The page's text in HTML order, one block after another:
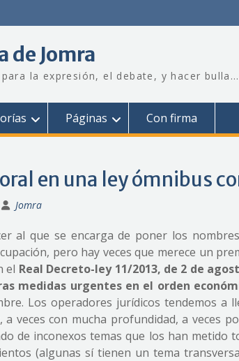
de Jomra
la expresión, el debate, y hacer
Páginas Con firma
en una ley ómnibus
Jomra
al que se encarga de poner los
pero hay veces que merece un
el Real Decreto-ley 11/2013, de 2 de
medidas urgentes en el orden
Los operadores jurídicos tendemos a
a veces con mucha profundidad, a veces
de inconexos temas que los han
(algunas sí tienen un tema